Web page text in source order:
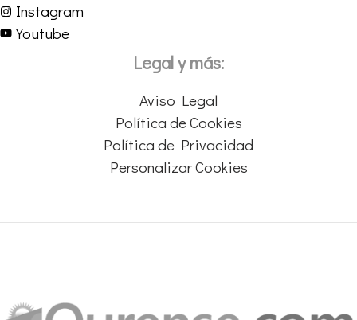
Instagram
Youtube
Legal y más:
Aviso Legal
Política de Cookies
Política de Privacidad
Personalizar Cookies